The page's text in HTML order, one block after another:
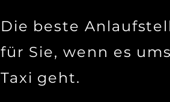
Die beste
für Sie,wenn es
Taxi geht.